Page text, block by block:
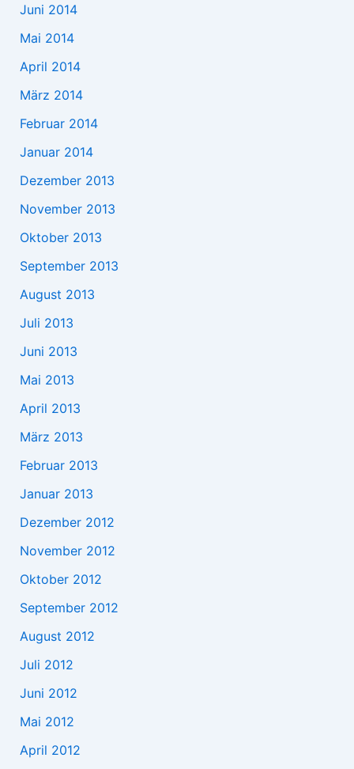
Juni 2014
Mai 2014
April 2014
März 2014
Februar 2014
Januar 2014
Dezember 2013
November 2013
Oktober 2013
September 2013
August 2013
Juli 2013
Juni 2013
Mai 2013
April 2013
März 2013
Februar 2013
Januar 2013
Dezember 2012
November 2012
Oktober 2012
September 2012
August 2012
Juli 2012
Juni 2012
Mai 2012
April 2012